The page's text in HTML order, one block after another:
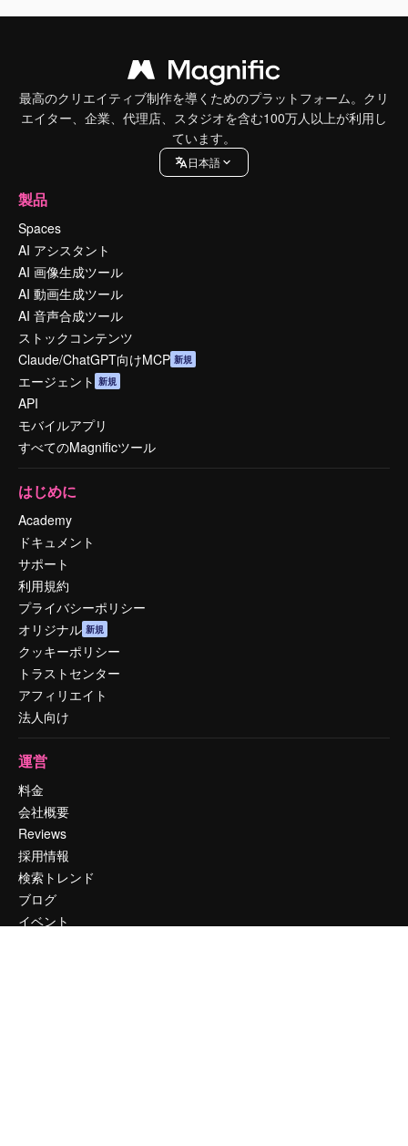
最高のクリエイティブ制作を導くためのプラットフォーム。クリ
エイター、企業、代理店、スタジオを含む100万人以上が利用し
ています。
日本語
製品
Spaces
AI アシスタント
AI 画像生成ツール
AI 動画生成ツール
AI 音声合成ツール
ストックコンテンツ
Claude/ChatGPT向けMCP 新規
エージェント 新規
API
モバイルアプリ
すべてのMagnificツール
はじめに
Academy
ドキュメント
サポート
利用規約
プライバシーポリシー
オリジナル 新規
クッキーポリシー
トラストセンター
アフィリエイト
法人向け
運営
料金
会社概要
Reviews
採用情報
検索トレンド
ブログ
イベント